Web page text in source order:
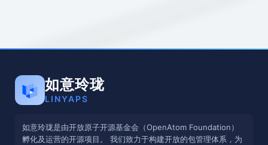
如意玲珑
LINYAPS
如意玲珑是由开放原子开源基金会（OpenAtom Foundation）
孵化及运营的开源项目。 我们致力于构建开放的包管理体系，为